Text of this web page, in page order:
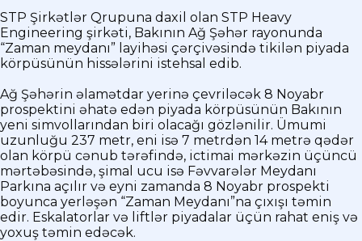
STP Şirkətlər Qrupuna daxil olan STP Heavy
Engineering şirkəti, Bakının Ağ Şəhər rayonunda
“Zaman meydanı” layihəsi çərçivəsində tikilən piyada
körpüsünün hissələrini istehsal edib.
Ağ Şəhərin əlamətdar yerinə çevriləcək 8 Noyabr
prospektini əhatə edən piyada körpüsünün Bakının
yeni simvollarından biri olacağı gözlənilir. Ümumi
uzunluğu 237 metr, eni isə 7 metrdən 14 metrə qədər
olan körpü cənub tərəfində, ictimai mərkəzin üçüncü
mərtəbəsində, şimal ucu isə Fəvvarələr Meydanı
Parkına açılır və eyni zamanda 8 Noyabr prospekti
boyunca yerləşən “Zaman Meydanı”na çıxışı təmin
edir. Eskalatorlar və liftlər piyadalar üçün rahat eniş və
yoxuş təmin edəcək.